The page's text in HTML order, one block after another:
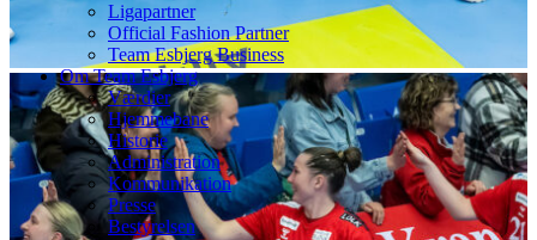
Ligapartner
Official Fashion Partner
Team Esbjerg Business
Om Team Esbjerg
Værdier
Hjemmebane
Historie
Administration
Kommunikation
Presse
Bestyrelsen